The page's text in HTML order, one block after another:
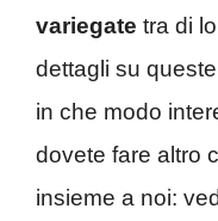
variegate tra di
dettagli su
in che modo
dovete fare altro
insieme a noi: